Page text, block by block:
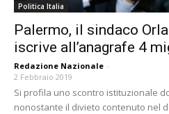
Politica Italia
Palermo, il sindaco
iscrive all’anagrafe 4
Redazione Nazionale -
2 Febbraio 2019
Si profila uno scontro istituzionale
nonostante il divieto contenuto nel